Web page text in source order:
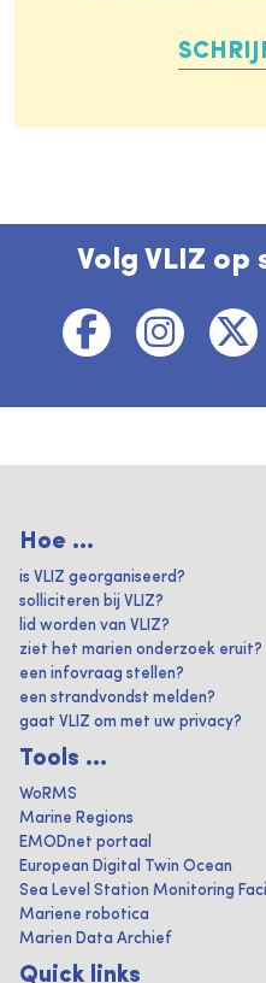
Volg VLIZ op
Hoe ...
is VLIZ georganiseerd?
solliciteren bij VLIZ?
lid worden van VLIZ?
ziet het marien onderzoek eruit?
een infovraag stellen?
een strandvondst melden?
gaat VLIZ om met uw privacy?
Tools ...
WoRMS
Marine Regions
EMODnet portaal
European Digital Twin Ocean
Sea Level Station Monitoring
Mariene robotica
Marien Data Archief
Quick links